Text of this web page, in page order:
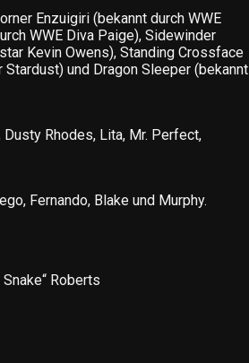
Enzuigiri (bekannt durch WWE
WWE Diva Paige), Sidewinder
Kevin Owens), Standing Crossface
und Dragon Sleeper (bekannt
Rhodes, Lita, Mr. Perfect,
Fernando, Blake und Murphy.
Roberts